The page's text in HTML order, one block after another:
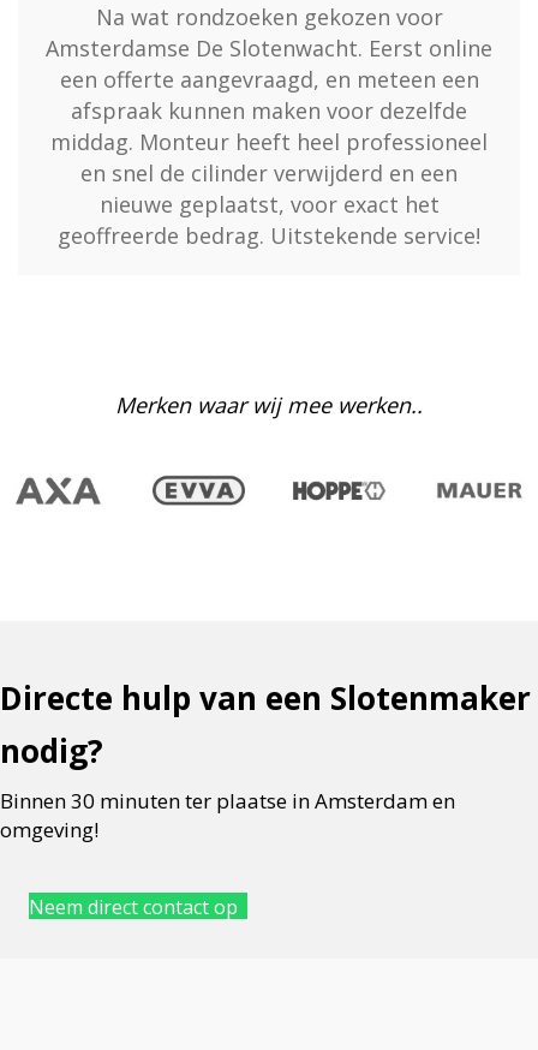
Na wat rondzoeken gekozen voor
Amsterdamse De Slotenwacht. Eerst online
een offerte aangevraagd, en meteen een
afspraak kunnen maken voor dezelfde
middag. Monteur heeft heel professioneel
en snel de cilinder verwijderd en een
nieuwe geplaatst, voor exact het
geoffreerde bedrag. Uitstekende service!
Merken waar wij mee werken..
Directe hulp van een Slotenmaker
nodig?
Binnen 30 minuten ter plaatse in Amsterdam en
omgeving!
Neem direct contact op